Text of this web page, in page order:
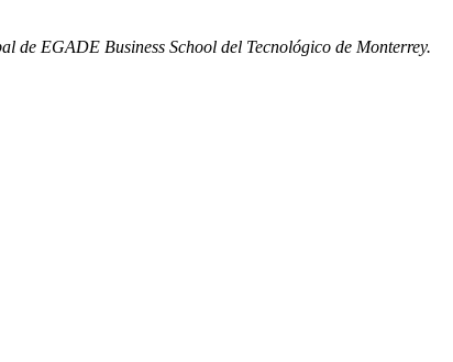
de EGADE Business School del Tecnológico de Monterrey.